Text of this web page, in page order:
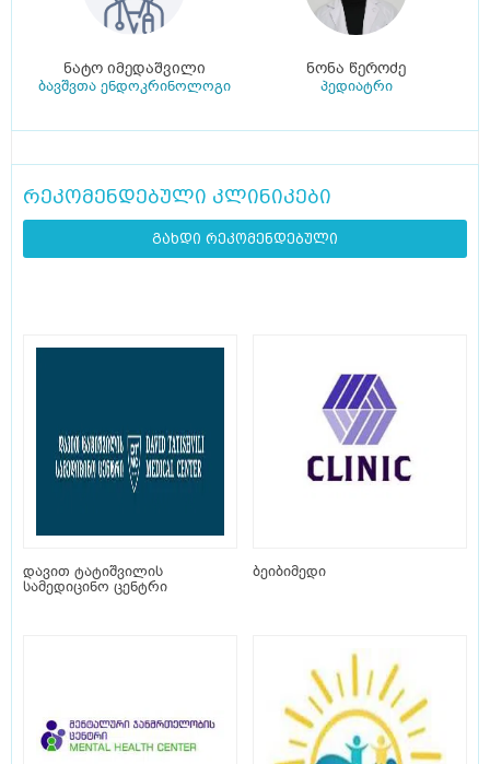
ნატო იმედაშვილი
ბავშვთა ენდოკრინოლოგი
ნონა წეროძე
პედიატრი
რეკომენდებული კლინიკები
გახდი რეკომენდებული
დავით ტატიშვილის
სამედიცინო ცენტრი
ბეიბიმედი